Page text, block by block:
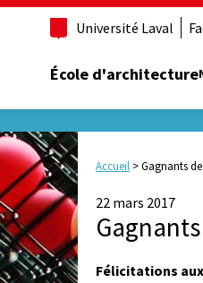
Université Laval
École d'architecture
Accueil >Gagnants
22 mars 2017
Félicitations